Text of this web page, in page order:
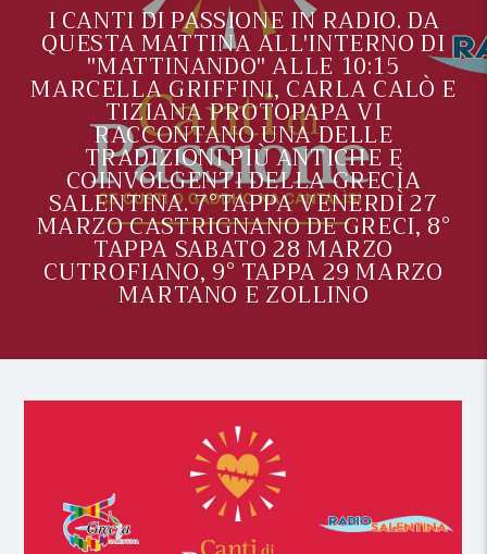
I CANTI DI PASSIONE IN RADIO. DA
QUESTA MATTINA ALL'INTERNO DI
"MATTINANDO" ALLE 10:15
MARCELLA GRIFFINI, CARLA CALÒ E
TIZIANA PROTOPAPA VI
RACCONTANO UNA DELLE
TRADIZIONI PIÙ ANTICHE E
COINVOLGENTI DELLA GRECÌA
SALENTINA. 7°TAPPA VENERDÌ 27
MARZO CASTRIGNANO DE GRECI, 8°
TAPPA SABATO 28 MARZO
CUTROFIANO, 9° TAPPA 29 MARZO
MARTANO E ZOLLINO